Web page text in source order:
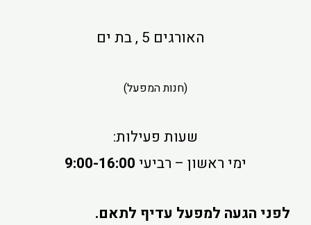
האורגים 5 , בת ים
(חנות המפעל)
שעות פעילות:
ימי ראשון – רביעי 9:00-16:00
לפני הגעה למפעל עדיף לתאם.